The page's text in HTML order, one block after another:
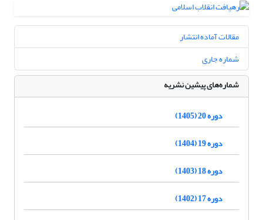
مقالات آماده انتشار
شماره جاری
شماره‌های پیشین نشریه
دوره 20 (1405)
دوره 19 (1404)
دوره 18 (1403)
دوره 17 (1402)